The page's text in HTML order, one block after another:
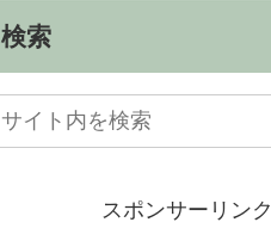
検索
スポンサーリンク